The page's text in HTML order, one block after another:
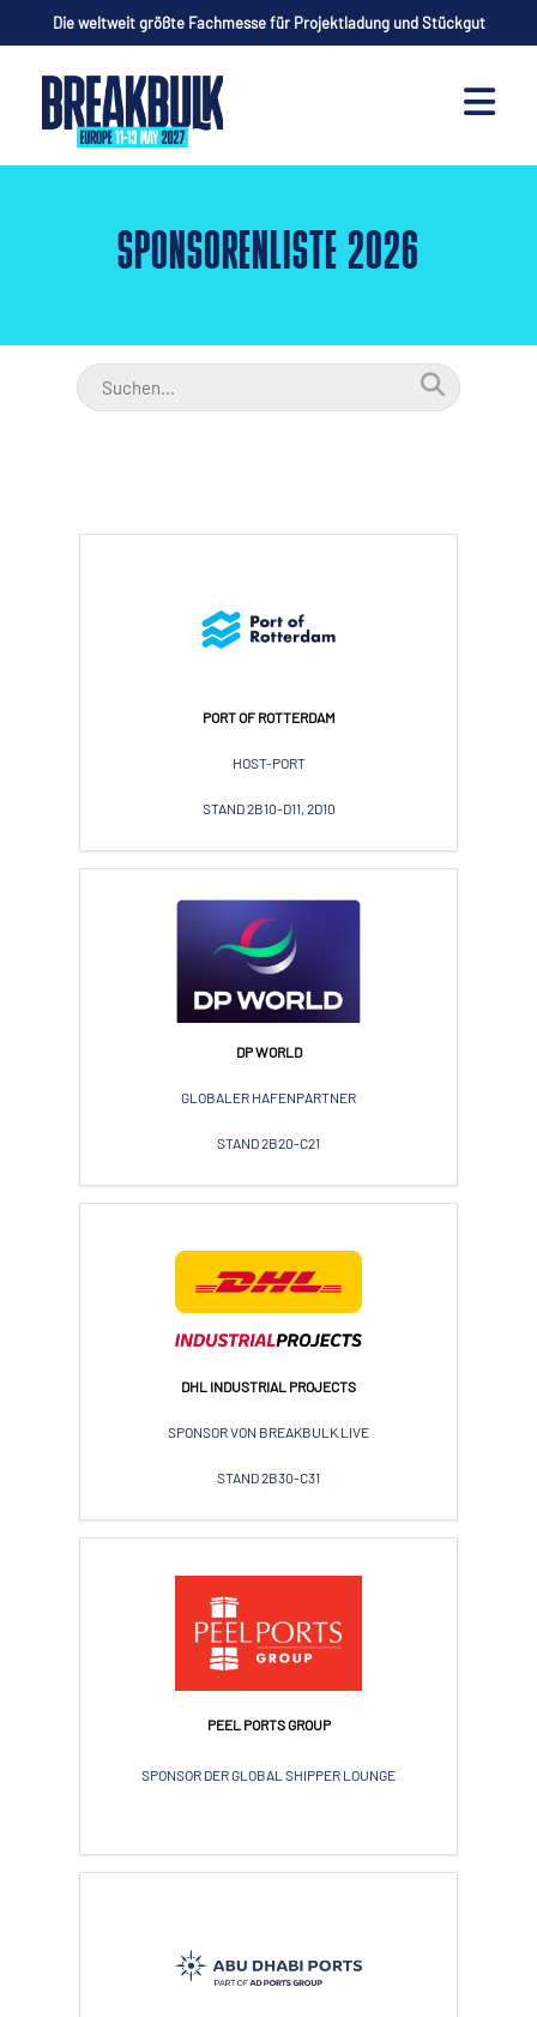
Die weltweit größte Fachmesse für Projektladung und Stückgut
SPONSORENLISTE 2026
PORT OF ROTTERDAM
HOST-PORT
STAND 2B10-D11, 2D10
DP WORLD
GLOBALER HAFENPARTNER
STAND 2B20-C21
DHL INDUSTRIAL PROJECTS
SPONSOR VON BREAKBULK LIVE
STAND 2B30-C31
PEEL PORTS GROUP
SPONSOR DER GLOBAL SHIPPER LOUNGE